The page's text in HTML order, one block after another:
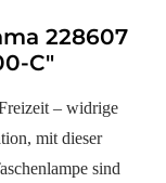
228607
C"
– widrige
mit dieser
sind